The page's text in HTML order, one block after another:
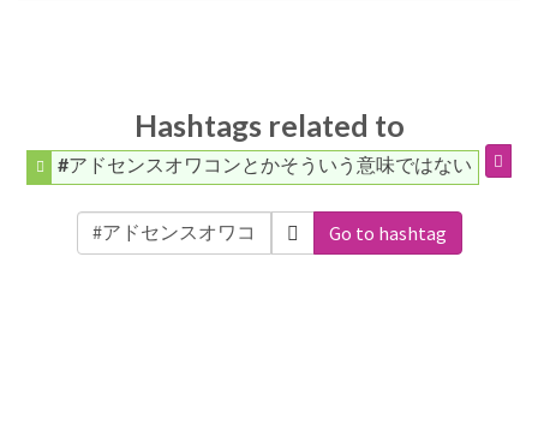
Hashtags related to
#アドセンスオワコンとかそういう意味ではない
Go to hashtag